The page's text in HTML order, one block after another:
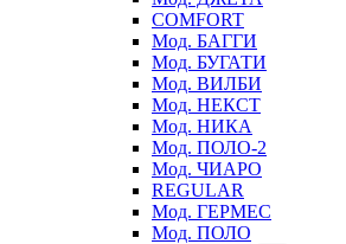
COMFORT
Мод. БАГГИ
Мод. БУГАТИ
Мод. ВИЛБИ
Мод. НЕКСТ
Мод. НИКА
Мод. ПОЛО-2
Мод. ЧИАРО
REGULAR
Мод. ГЕРМЕС
Мод. ПОЛО